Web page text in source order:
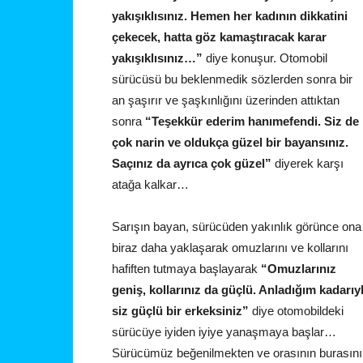
yakışıklısınız. Hemen her kadının dikkatini
çekecek, hatta göz kamaştıracak karar
yakışıklısınız…” diye konuşur. Otomobil
sürücüsü bu beklenmedik sözlerden sonra bir
an şaşırır ve şaşkınlığını üzerinden attıktan
sonra “Teşekkür ederim hanımefendi. Siz de
çok narin ve oldukça güzel bir bayansınız.
Saçınız da ayrıca çok güzel” diyerek karşı
atağa kalkar…
Sarışın bayan, sürücüden yakınlık görünce ona
biraz daha yaklaşarak omuzlarını ve kollarını
hafiften tutmaya başlayarak “Omuzlarınız
geniş, kollarınız da güçlü. Anladığım
siz güçlü bir erkeksiniz” diye otomobildeki
sürücüye iyiden iyiye yanaşmaya başlar…
Sürücümüz beğenilmekten ve orasının